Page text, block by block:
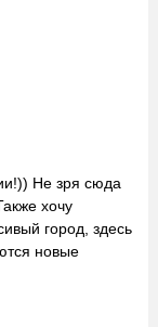
Не зря сюда
хочу
город, здесь
новые